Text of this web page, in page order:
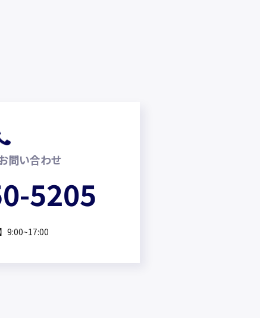
問い合わせ
5205
9:00~17:00